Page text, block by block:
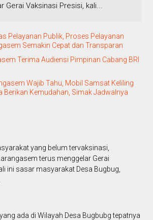
Gerai Vaksinasi Presisi, kali...
Pelayanan Publik, Proses Pelayanan
Semakin Cepat dan Transparan
Terima Audiensi Pimpinan Cabang BRI
Wajib Tahu, Mobil Samsat Keliling
Berikan Kemudahan, Simak Jadwalnya
yang belum tervaksinasi,
terus menggelar Gerai
ini sasar masyarakat Desa Bugbug,
ada di Wilayah Desa Bugbubg tepatnya